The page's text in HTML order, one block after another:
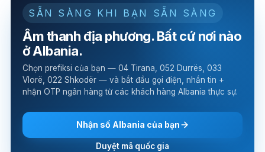
SẴN SÀNG KHI BẠN SẴN SÀNG
Âm thanh địa phương. Bất cứ nơi nào
ở Albania.
Chọn prefiksi của bạn — 04 Tirana, 052 Durrës, 033
Vlorë, 022 Shkodër — và bắt đầu gọi điện, nhắn tin +
nhận OTP ngân hàng từ các khách hàng Albania thực sự.
Nhận số Albania của bạn
Duyệt mã quốc gia